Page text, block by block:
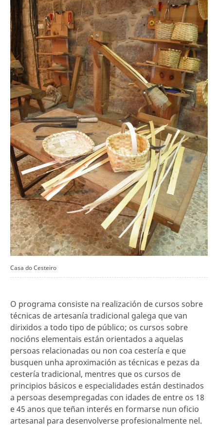
Casa do Cesteiro
O programa consiste na realización de cursos sobre
técnicas de artesanía tradicional galega que van
dirixidos a todo tipo de público; os cursos sobre
nocións elementais están orientados a aquelas
persoas relacionadas ou non coa cestería e que
busquen unha aproximación as técnicas e pezas da
cestería tradicional, mentres que os cursos de
principios básicos e especialidades están destinados
a persoas desempregadas con idades de entre os 18
e 45 anos que teñan interés en formarse nun oficio
artesanal para desenvolverse profesionalmente nel.